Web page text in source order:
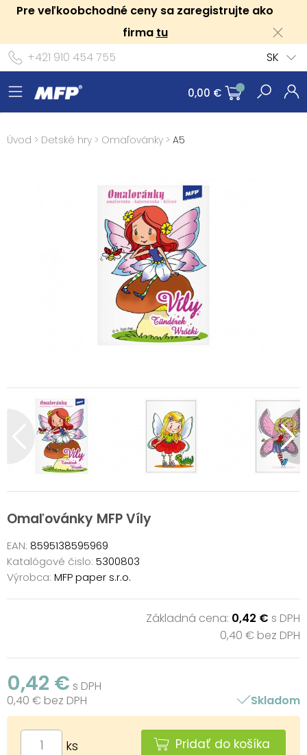
Pre veľkoobchodné ceny sa zaregistrujte ako
firma tu
+421 910 454 755
SK
0,00 €
Úvod > Detské hry > Omaľovánky > A5
Omaľovánky MFP Víly
EAN: 8595138595969
Katalógové čislo: 5300803
Výrobca: MFP paper s.r.o.
Základná cena: 0,42 € s DPH
0,40 € bez DPH
0,42 € s DPH
0,40 € bez DPH
Skladom
ks Pridať do košíka